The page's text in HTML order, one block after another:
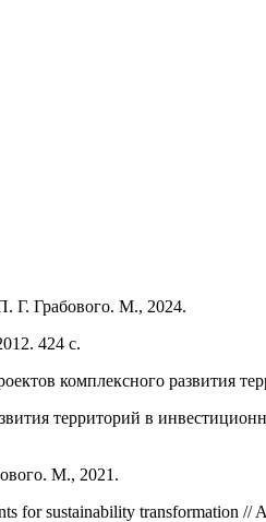
Г. Грабового. М., 2024.
424 c.
комплексного развития
территорий в
М., 2021.
for sustainability transformation //